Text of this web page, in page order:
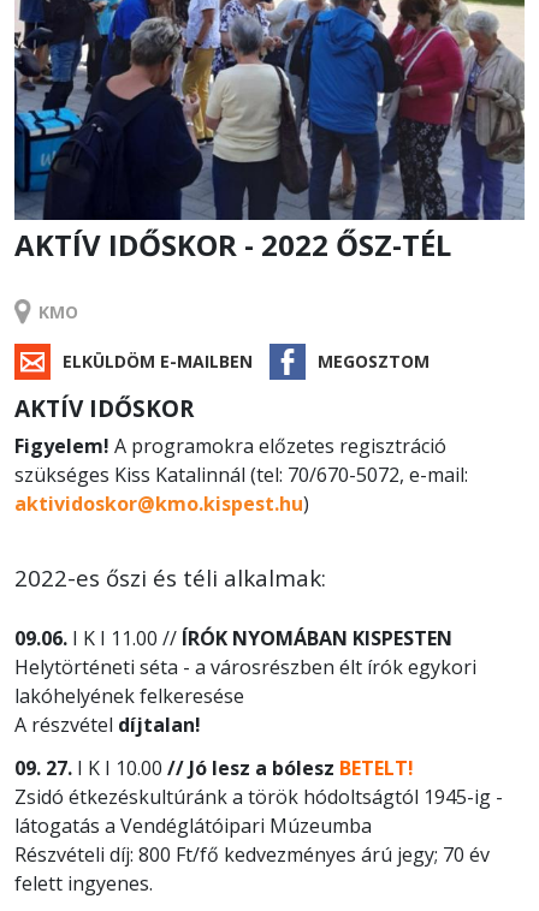
AKTÍV IDŐSKOR - 2022 ŐSZ-TÉL
KMO
ELKÜLDÖM E-MAILBEN MEGOSZTOM
AKTÍV IDŐSKOR
Figyelem! A programokra előzetes regisztráció
szükséges Kiss Katalinnál (tel: 70/670-5072, e-mail:
aktividoskor@kmo.kispest.hu)
2022-es őszi és téli alkalmak:
09.06. I K I 11.00 // ÍRÓK NYOMÁBAN KISPESTEN
Helytörténeti séta - a városrészben élt írók egykori
lakóhelyének felkeresése
A részvétel díjtalan!
09. 27. I K I 10.00 // Jó lesz a bólesz BETELT!
Zsidó étkezéskultúránk a török hódoltságtól 1945-ig -
látogatás a Vendéglátóipari Múzeumba
Részvételi díj: 800 Ft/fő kedvezményes árú jegy; 70 év
felett ingyenes.